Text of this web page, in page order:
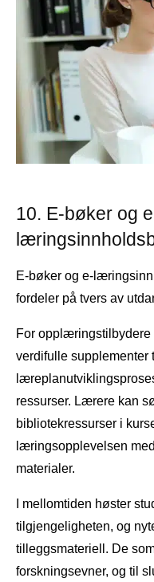
10. E-bøker og
E-bøker og e-
fordeler på tvers av
For opplæringstilbydere
verdifulle supplementer
ressurser. Lærere kan
bibliotekressurser i
læringsopplevelsen
materialer.
I mellomtiden høster
tilgjengeligheten, og
tilleggsmateriell. De
forskningsevner, og til